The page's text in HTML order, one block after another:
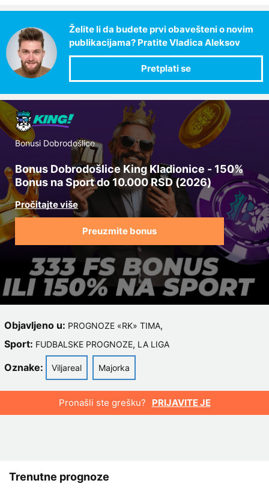
Želite li da budete prvi obavešteni o novim
publikacijama? Pratite Vladica Aleksov
Bonusi Dobrodošlice
Bonus Dobrodošlice King Kladionice - 150%
Bonus na Sport do 10.000 RSD (2026)
Preuzmite bonus
Objavljeno u: PROGNOZE «RK» TIMA,
Sport: FUDBALSKE PROGNOZE, LA LIGA
Oznake: Viljareal Majorka
Pronašli ste grešku? PRIJAVITE JE
Trenutne prognoze